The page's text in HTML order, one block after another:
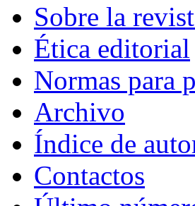
Sobre la
Ética editorial
Normas para
Archivo
Índice de
Contactos